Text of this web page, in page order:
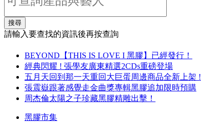
搜尋
請輸入要查找的資訊後再按查詢
BEYOND【THIS IS LOVE I 黑膠】已經發行！
經典閃耀 ! 張學友廣東精選2CDs重磅登場
五月天回到那一天重回大巨蛋周邊商品全新上架 !
張震嶽跟著感覺走金曲獎專輯黑膠追加限時預購
周杰倫太陽之子珍藏黑膠精雕出擊！
黑膠市集